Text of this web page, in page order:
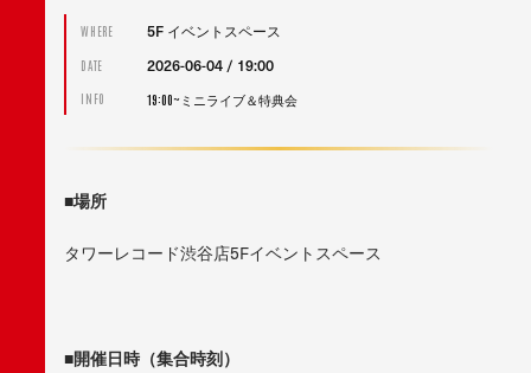
WHERE 5F イベントスペース
DATE 2026-06-04 / 19:00
INFO 19:00~ミニライブ＆特典会
■場所
タワーレコード渋谷店5Fイベントスペース
■開催日時（集合時刻）